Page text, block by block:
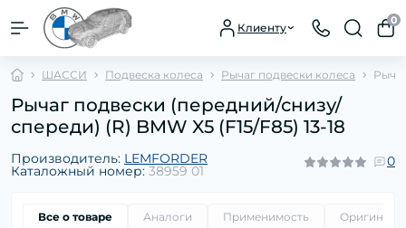
Клиенту
0
ШАССИ Подвеска колеса Рычаг подвески колеса
Рычаг подвески (передний/снизу/
спереди) (R) BMW X5 (F15/F85) 13-18
Производитель: LEMFORDER
Каталожный номер: 38959 01
0
Все о товаре Аналоги Применимость